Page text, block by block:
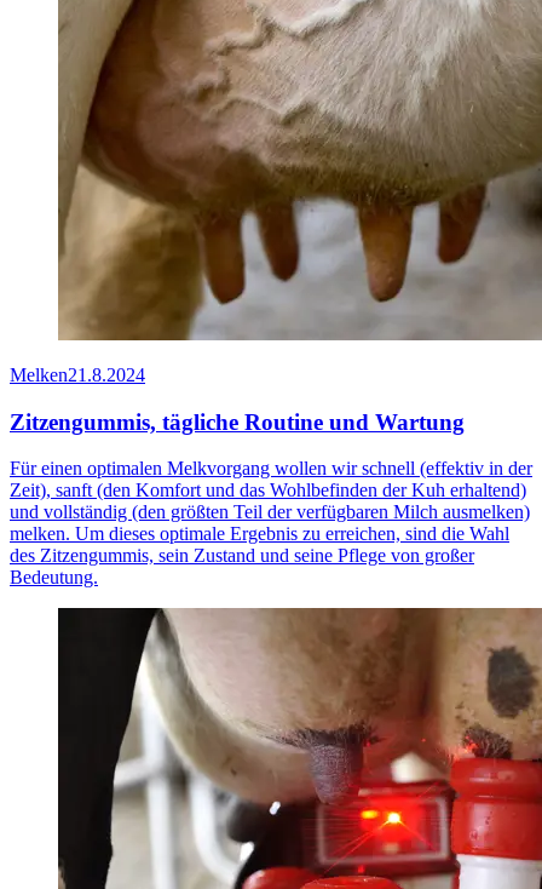
Melken21.8.2024
Zitzengummis, tägliche Routine und Wartung
Für einen optimalen Melkvorgang wollen wir schnell (effektiv in der
Zeit), sanft (den Komfort und das Wohlbefinden der Kuh erhaltend)
und vollständig (den größten Teil der verfügbaren Milch ausmelken)
melken. Um dieses optimale Ergebnis zu erreichen, sind die Wahl
des Zitzengummis, sein Zustand und seine Pflege von großer
Bedeutung.